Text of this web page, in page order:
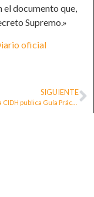
documento que,
Supremo.»
oficial
SIGUIENTE